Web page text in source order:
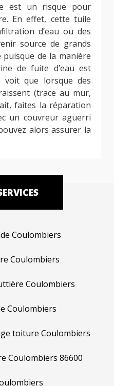
est un risque pour
En effet, cette tuile
d’eau ou des
source de grands
de la manière
de fuite d’eau est
voit que lorsque des
(trace au mur,
faites la réparation
un couvreur aguerri
alors assurer la
Coulombiers
Coulombiers
Coulombiers
Coulombiers
toiture Coulombiers
Coulombiers 86600